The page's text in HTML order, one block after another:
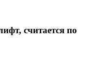
считается по